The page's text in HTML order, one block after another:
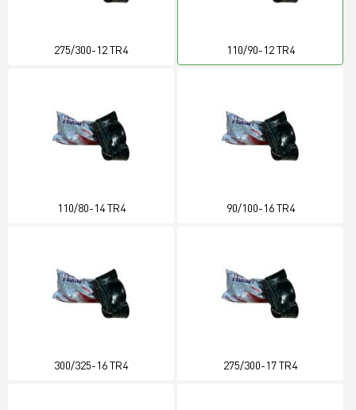
275/300-12 TR4 110/90-12 TR4
110/80-14 TR4 90/100-16 TR4
300/325-16 TR4 275/300-17 TR4